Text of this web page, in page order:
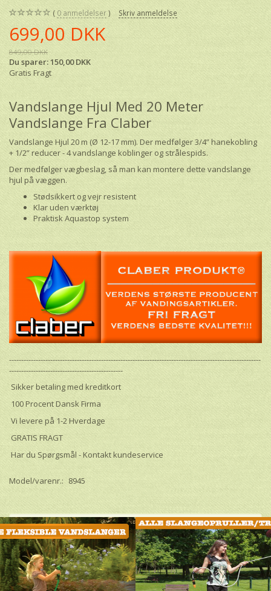
0 anmeldelser Skriv anmeldelse
699,00 DKK
849,00 DKK
Du sparer:150,00 DKK
Gratis Fragt
Vandslange Hjul Med 20 Meter
Vandslange Fra Claber
Vandslange Hjul 20 m (Ø 12-17 mm). Der medfølger 3/4” hanekobling
+ 1/2” reducer - 4 vandslange koblinger og strålespids.
Der medfølger vægbeslag, så man kan montere dette vandslange
hjul på væggen.
Stødsikkert og vejr resistent
Klar uden værktøj
Praktisk Aquastop system
--------------------------------------------------------------------------------------------------------
-----------------------------------------------
Sikker betaling med kreditkort
100 Procent Dansk Firma
Vi levere på 1-2 Hverdage
GRATIS FRAGT
Har du Spørgsmål - Kontakt kundeservice
Model/varenr.: 8945